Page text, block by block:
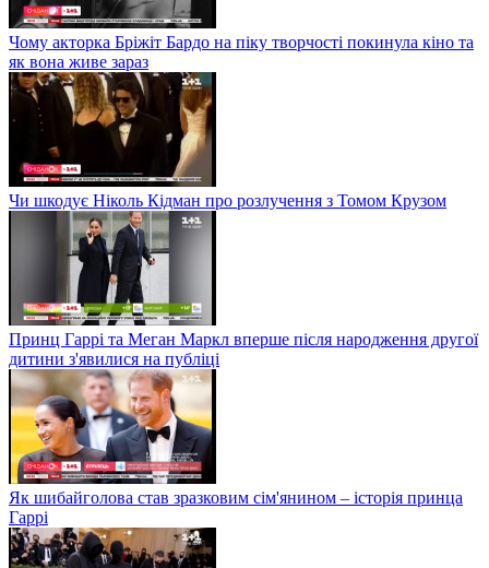
Чому акторка Бріжіт Бардо на піку творчості покинула кіно та
як вона живе зараз
Чи шкодує Ніколь Кідман про розлучення з Томом Крузом
Принц Гаррі та Меган Маркл вперше після народження другої
дитини з'явилися на публіці
Як шибайголова став зразковим сім'янином – історія принца
Гаррі